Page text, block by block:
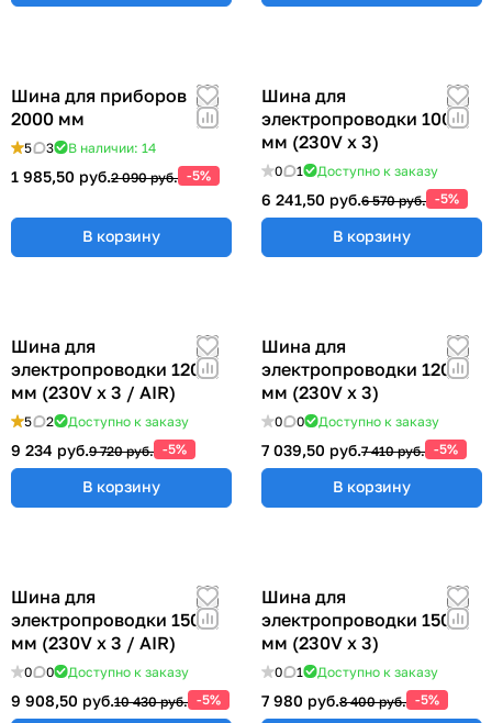
Шина для приборов
2000 мм
5 3 В наличии: 14
1 985,50 руб.2 090 руб. -5%
В корзину
Шина для
электропроводки 1000
мм (230V x 3)
0 1 Доступно к заказу
6 241,50 руб.6 570 руб. -5%
В корзину
Шина для
электропроводки 1200
мм (230V x 3 / AIR)
5 2 Доступно к заказу
9 234 руб.9 720 руб. -5%
В корзину
Шина для
электропроводки 1200
мм (230V x 3)
0 0 Доступно к заказу
7 039,50 руб.7 410 руб. -5%
В корзину
Шина для
электропроводки 1500
мм (230V x 3 / AIR)
0 0 Доступно к заказу
9 908,50 руб.10 430 руб. -5%
Шина для
электропроводки 1500
мм (230V x 3)
0 1 Доступно к заказу
7 980 руб.8 400 руб. -5%